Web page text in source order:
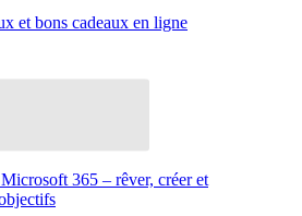
et bons cadeaux en ligne
365 – rêver, créer et